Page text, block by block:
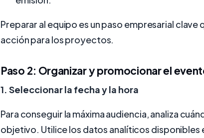
Preparar al equipo es un paso empresarial
acción para los proyectos.
Paso 2: Organizar y promocionar el
1. Seleccionar la fecha y la hora
Para conseguir la máxima audiencia, analiza
objetivo. Utilice los datos analíticos disponibles